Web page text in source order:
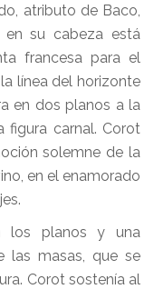
atributo de Baco,
su cabeza está
francesa para el
línea del horizonte
en dos planos a la
figura carnal. Corot
solemne de la
en el enamorado
los planos y una
las masas, que se
Corot sostenía al